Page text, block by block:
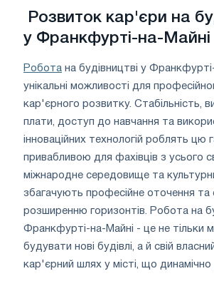
Розвиток кар'єри на
у Франкфурті-на-Майні
Робота на будівництві у
унікальні можливості для
кар'єрного розвитку. Стабільність,
плати, доступ до навчання та
інноваційних технологій роблять цю
привабливою для фахівців з усього
міжнародне середовище та
збагачують професійне оточення та
розширенню горизонтів. Робота на
Франкфурті-на-Майні - це не тільки
будувати нові будівлі, а й свій
кар'єрний шлях у місті, що динамічно